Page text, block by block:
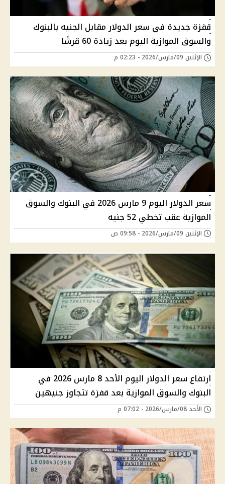
قفزة جديدة في سعر الدولار مقابل الجنيه بالبنوك
والسوق الموازية اليوم بعد زيادة 60 قرشًا
الإثنين 09/مارس/2026 - 02:23 م
سعر الدولار اليوم 9 مارس 2026 في البنوك والسوق
الموازية عقب تخطي 52 جنيه
الإثنين 09/مارس/2026 - 09:58 ص
ارتفاع سعر الدولار اليوم الأحد 8 مارس 2026 في
البنوك والسوق الموازية بعد قفزة تتجاوز جنيهين
الأحد 08/مارس/2026 - 07:02 م